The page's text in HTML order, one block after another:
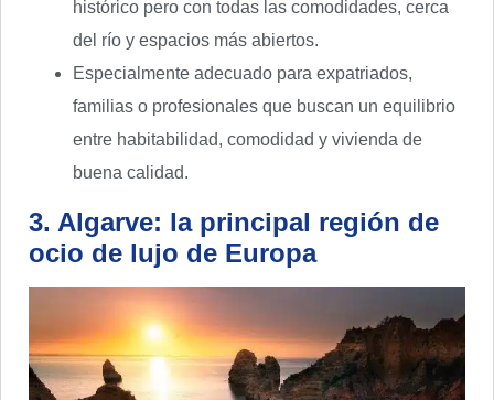
histórico pero con todas las comodidades, cerca
del río y espacios más abiertos.
Especialmente adecuado para expatriados,
familias o profesionales que buscan un equilibrio
entre habitabilidad, comodidad y vivienda de
buena calidad.
3. Algarve: la principal región de
ocio de lujo de Europa